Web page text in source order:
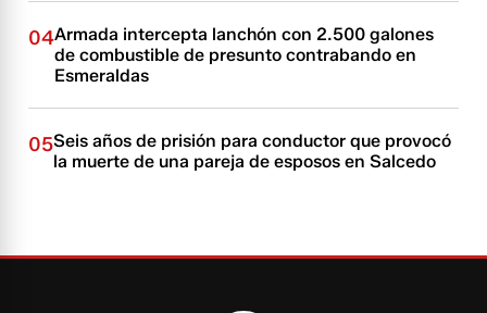
04Armada intercepta lanchón con 2.500 galones
de combustible de presunto contrabando en
Esmeraldas
05Seis años de prisión para conductor que provocó
la muerte de una pareja de esposos en Salcedo